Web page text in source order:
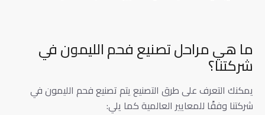
ما هي مراحل تصنيع فحم الليمون في
شركتنا؟
يمكنك التعرف على طرق التصنيع يتم تصنيع فحم الليمون في
شركتنا وفقًا للمعايير العالمية كما يلي: